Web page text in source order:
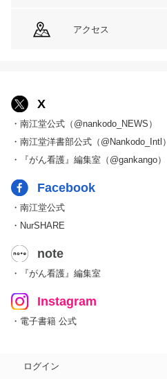
アクセス
X
・南江堂公式（@nankodo_NEWS）
・南江堂洋書部公式（@Nankodo_Intl）
・『がん看護』編集室（@gankango）
Facebook
・南江堂公式
・NurSHARE
note
・『がん看護』編集室
Instagram
・電子書籍 公式
ログイン